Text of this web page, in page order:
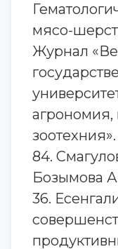
мясо-
Журнал
агрономия,
84.
Бозымова
36.